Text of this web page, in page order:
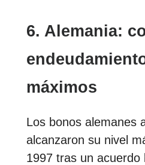
6. Alemania:
máximos
Los bonos alemanes
alcanzaron su nivel
1997 tras un acuerdo